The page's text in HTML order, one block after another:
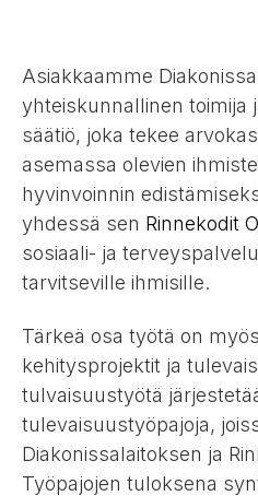
Asiakkaamme
yhteiskunnallinen toimija
säätiö, joka tekee
asemassa olevien
hyvinvoinnin
yhdessä sen Rinnekodit
sosiaali- ja
tarvitseville ihmisille.
Tärkeä osa työtä on
kehitysprojektit ja
tulvaisuustyötä
tulevaisuustyöpajoja,
Diakonissalaitoksen ja
Työpajojen tuloksena